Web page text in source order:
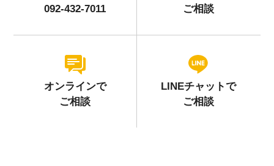
092-432-7011
ご相談
オンラインで
ご相談
LINEチャットで
ご相談